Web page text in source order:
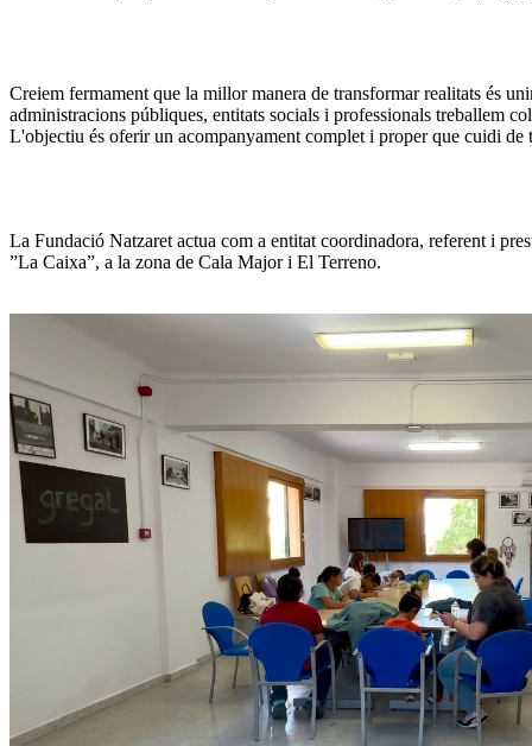
Creiem fermament que la millor manera de transformar realitats és
administracions públiques, entitats socials i professionals treballem
L'objectiu és oferir un acompanyament complet i proper que cuidi de
La Fundació Natzaret actua com a entitat coordinadora, referent i
”La Caixa”, a la zona de Cala Major i El Terreno.